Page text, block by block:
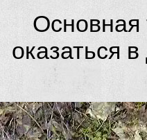
Основная
оказаться